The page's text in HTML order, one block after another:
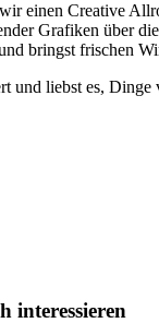
einen Creative
Grafiken über
bringst frischen
und liebst es,
interessieren